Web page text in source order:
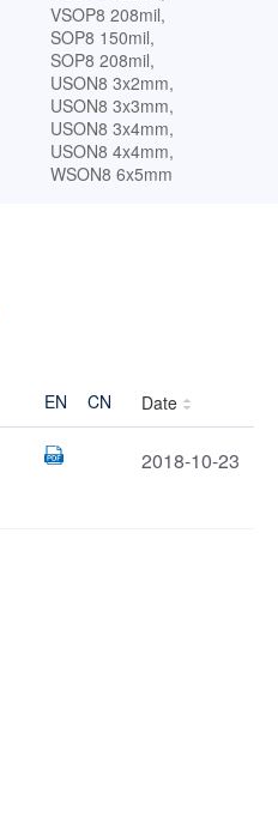
VSOP8 208mil,
SOP8 150mil,
SOP8 208mil,
USON8 3x2mm,
USON8 3x3mm,
USON8 3x4mm,
USON8 4x4mm,
WSON8 6x5mm
EN CN Date
2018-10-23